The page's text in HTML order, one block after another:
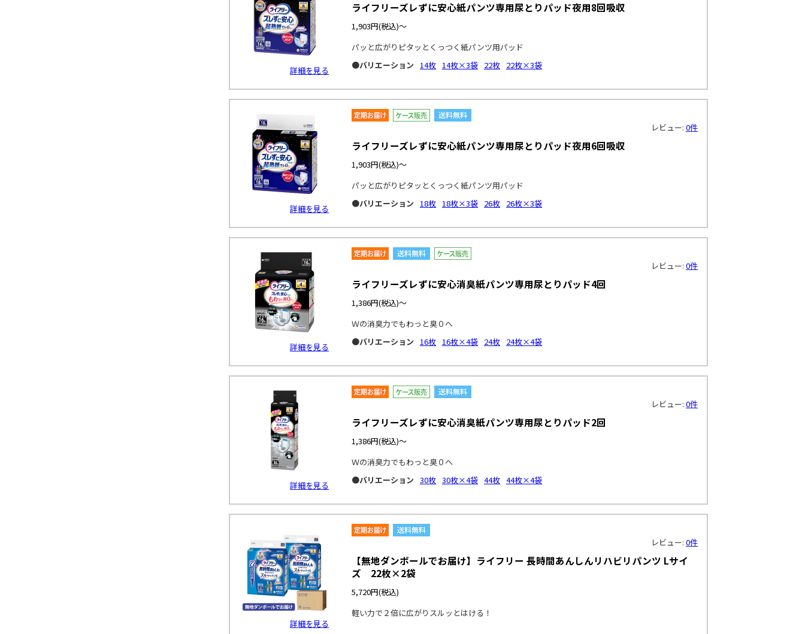
詳細を見る
ライフリーズレずに安心紙パンツ専用尿とりパッド夜用8回吸収
1,903円(税込)～
パッと広がりピタッとくっつく紙パンツ用パッド
●バリエーション 14枚 14枚×3袋 22枚 22枚×3袋
詳細を見る
レビュー: 0件
ライフリーズレずに安心紙パンツ専用尿とりパッド夜用6回吸収
1,903円(税込)～
パッと広がりピタッとくっつく紙パンツ用パッド
●バリエーション 18枚 18枚×3袋 26枚 26枚×3袋
詳細を見る
レビュー: 0件
ライフリーズレずに安心消臭紙パンツ専用尿とりパッド4回
1,386円(税込)～
Ｗの消臭力でもわっと臭０へ
●バリエーション 16枚 16枚×4袋 24枚 24枚×4袋
詳細を見る
レビュー: 0件
ライフリーズレずに安心消臭紙パンツ専用尿とりパッド2回
1,386円(税込)～
Ｗの消臭力でもわっと臭０へ
●バリエーション 30枚 30枚×4袋 44枚 44枚×4袋
詳細を見る
レビュー: 0件
【無地ダンボールでお届け】ライフリー 長時間あんしんリハビリパンツ Lサイ
ズ 22枚×2袋
5,720円(税込)
軽い力で２倍に広がりスルッとはける！